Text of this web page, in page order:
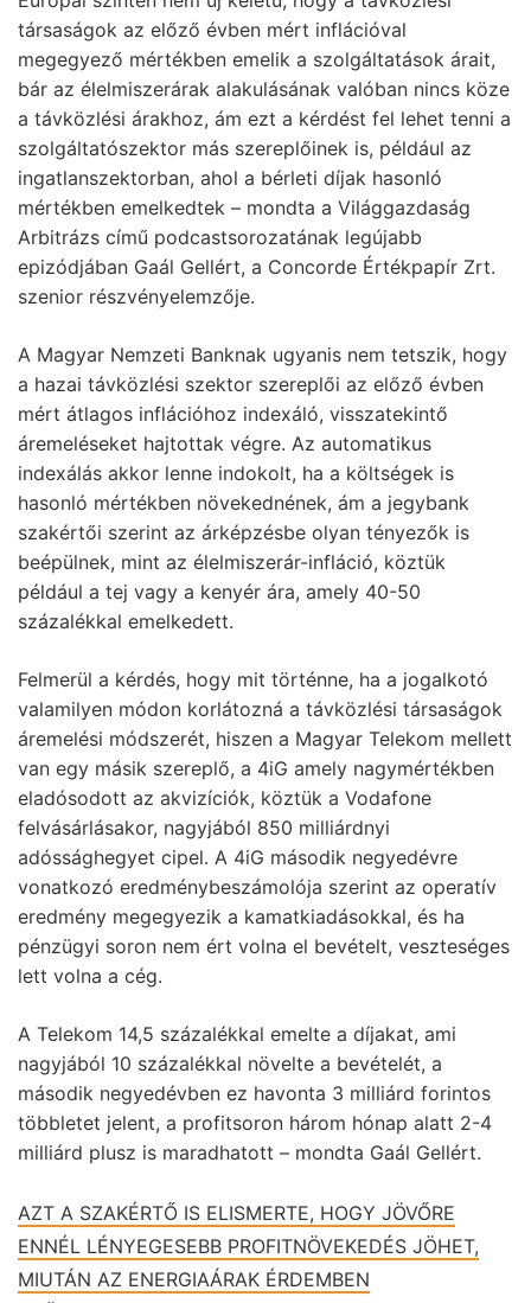
társaságok az előző évben mért inflációval
megegyező mértékben emelik a szolgáltatások árait,
bár az élelmiszerárak alakulásának valóban nincs köze
a távközlési árakhoz, ám ezt a kérdést fel lehet tenni a
szolgáltatószektor más szereplőinek is, például az
ingatlanszektorban, ahol a bérleti díjak hasonló
mértékben emelkedtek – mondta a Világgazdaság
Arbitrázs című podcastsorozatának legújabb
epizódjában Gaál Gellért, a Concorde Értékpapír Zrt.
szenior részvényelemzője.
A Magyar Nemzeti Banknak ugyanis nem tetszik, hogy
a hazai távközlési szektor szereplői az előző évben
mért átlagos inflációhoz indexáló, visszatekintő
áremeléseket hajtottak végre. Az automatikus
indexálás akkor lenne indokolt, ha a költségek is
hasonló mértékben növekednének, ám a jegybank
szakértői szerint az árképzésbe olyan tényezők is
beépülnek, mint az élelmiszerár-infláció, köztük
például a tej vagy a kenyér ára, amely 40-50
százalékkal emelkedett.
Felmerül a kérdés, hogy mit történne, ha a jogalkotó
valamilyen módon korlátozná a távközlési társaságok
áremelési módszerét, hiszen a Magyar Telekom mellett
van egy másik szereplő, a 4iG amely nagymértékben
eladósodott az akvizíciók, köztük a Vodafone
felvásárlásakor, nagyjából 850 milliárdnyi
adóssághegyet cipel. A 4iG második negyedévre
vonatkozó eredménybeszámolója szerint az operatív
eredmény megegyezik a kamatkiadásokkal, és ha
pénzügyi soron nem ért volna el bevételt, veszteséges
lett volna a cég.
A Telekom 14,5 százalékkal emelte a díjakat, ami
nagyjából 10 százalékkal növelte a bevételét, a
második negyedévben ez havonta 3 milliárd forintos
többletet jelent, a profitsoron három hónap alatt 2-4
milliárd plusz is maradhatott – mondta Gaál Gellért.
AZT A SZAKÉRTŐ IS ELISMERTE, HOGY JÖVŐRE
ENNÉL LÉNYEGESEBB PROFITNÖVEKEDÉS JÖHET,
MIUTÁN AZ ENERGIAÁRAK ÉRDEMBEN